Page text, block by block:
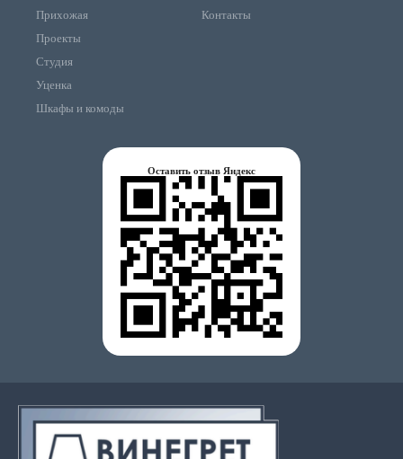
Прихожая
Проекты
Студия
Уценка
Шкафы и комоды
Контакты
Оставить отзыв Яндекс